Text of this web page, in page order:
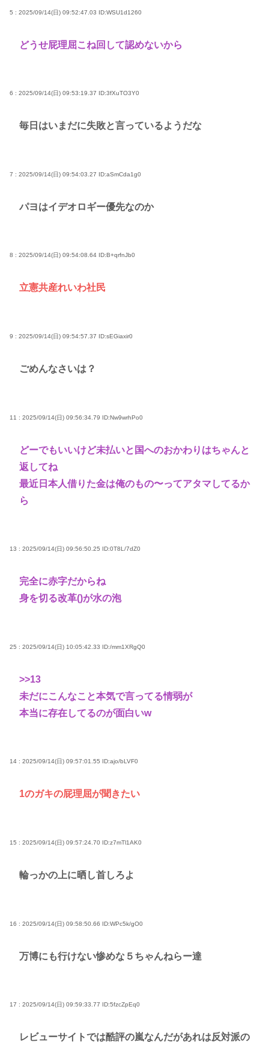
5 : 2025/09/14(日) 09:52:47.03 ID:WSU1d1260
どうせ屁理屈こね回して認めないから
6 : 2025/09/14(日) 09:53:19.37 ID:3fXuTO3Y0
毎日はいまだに失敗と言っているようだな
7 : 2025/09/14(日) 09:54:03.27 ID:aSmCda1g0
パヨはイデオロギー優先なのか
8 : 2025/09/14(日) 09:54:08.64 ID:B+qrfnJb0
立憲共産れいわ社民
9 : 2025/09/14(日) 09:54:57.37 ID:sEGiaxir0
ごめんなさいは？
11 : 2025/09/14(日) 09:56:34.79 ID:Nw9wrhPo0
どーでもいいけど未払いと国へのおかわりはちゃんと
返してね
最近日本人借りた金は俺のもの〜ってアタマしてるか
ら
13 : 2025/09/14(日) 09:56:50.25 ID:0T8L/7dZ0
完全に赤字だからね
身を切る改革()が水の泡
25 : 2025/09/14(日) 10:05:42.33 ID:/mm1XRgQ0
>>13
未だにこんなこと本気で言ってる情弱が
本当に存在してるのが面白いw
14 : 2025/09/14(日) 09:57:01.55 ID:ajo/bLVF0
1のガキの屁理屈が聞きたい
15 : 2025/09/14(日) 09:57:24.70 ID:z7mTl1AK0
輪っかの上に晒し首しろよ
16 : 2025/09/14(日) 09:58:50.66 ID:WPc5k/gO0
万博にも行けない惨めな５ちゃんねらー達
17 : 2025/09/14(日) 09:59:33.77 ID:5fzcZpEq0
レビューサイトでは酷評の嵐なんだがあれは反対派の